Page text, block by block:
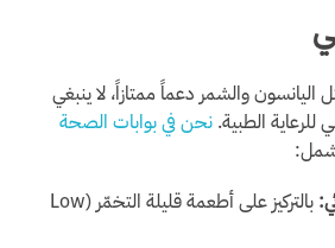
اليانسون والشمر دعماً ممتازاً، لا ينبغي
للرعاية الطبية. نحن في بوابات الصحة
بالتركيز على أطعمة قليلة التخمّر (Low